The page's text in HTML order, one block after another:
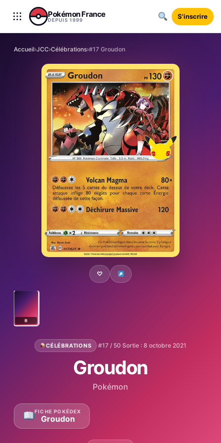
Aller au contenu
Pokémon France
DEPUIS 1999 S'inscrire
Accueil›JCC›Célébrations›#17 Groudon
♡
R
CÉLÉBRATIONS ·#17 / 50·Sortie : 8 octobre 2021
Groudon
Pokémon
FICHE POKÉDEX
Groudon